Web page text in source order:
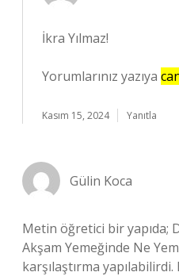
İkra Yılmaz!
Yorumlarınız yazıya
Kasım 15, 2024 Yanıtla
Gülin Koca
Metin öğretici bir yapıda;
Akşam Yemeğinde Ne
karşılaştırma